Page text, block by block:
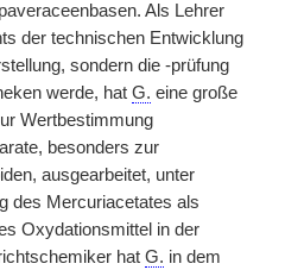
Als Lehrer
der technischen Entwicklung
sondern die -prüfung
werde, hat G. eine große
Wertbestimmung
besonders zur
ausgearbeitet, unter
des Mercuriacetates als
Oxydationsmittel in der
hat G. in dem